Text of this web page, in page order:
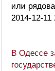
или
2014-12-11
В Одессе